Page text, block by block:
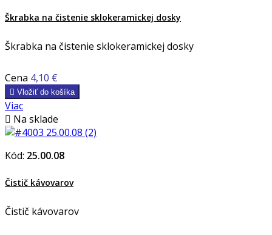
Škrabka na čistenie sklokeramickej dosky
Škrabka na čistenie sklokeramickej dosky
Cena 4,10 €
 Vložiť do košíka
Viac
 Na sklade
Kód: 25.00.08
Čistič kávovarov
Čistič kávovarov